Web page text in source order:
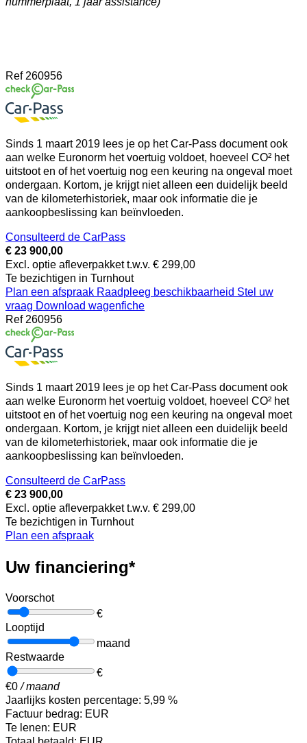
Ref 260956
Sinds 1 maart 2019 lees je op het Car-Pass document ook
aan welke Euronorm het voertuig voldoet, hoeveel CO² het
uitstoot en of het voertuig nog een keuring na ongeval moet
ondergaan. Kortom, je krijgt niet alleen een duidelijk beeld
van de kilometerhistoriek, maar ook informatie die je
aankoopbeslissing kan beïnvloeden.
Consulteerd de CarPass
€ 23 900,00
Excl. optie afleverpakket t.w.v. € 299,00
Te bezichtigen in Turnhout
Plan een afspraak Raadpleeg beschikbaarheid Stel uw
vraag Download wagenfiche
Ref 260956
Sinds 1 maart 2019 lees je op het Car-Pass document ook
aan welke Euronorm het voertuig voldoet, hoeveel CO² het
uitstoot en of het voertuig nog een keuring na ongeval moet
ondergaan. Kortom, je krijgt niet alleen een duidelijk beeld
van de kilometerhistoriek, maar ook informatie die je
aankoopbeslissing kan beïnvloeden.
Consulteerd de CarPass
€ 23 900,00
Excl. optie afleverpakket t.w.v. € 299,00
Te bezichtigen in Turnhout
Plan een afspraak
Uw financiering*
Voorschot
€
Looptijd
maand
Restwaarde
€
€0/ maand
Jaarlijks kosten percentage: 5,99 %
Factuur bedrag: EUR
Te lenen: EUR